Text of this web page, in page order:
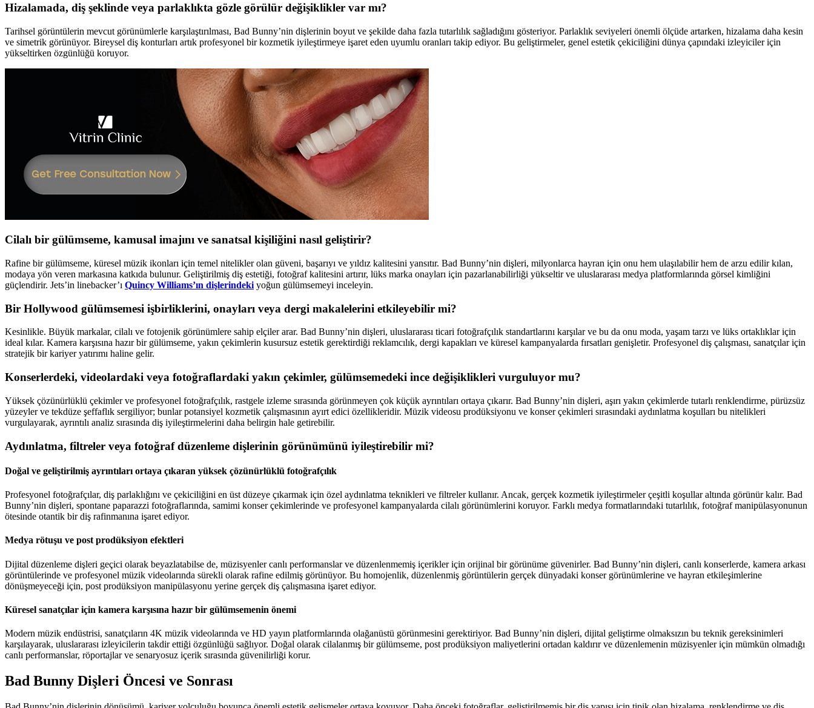
Hizalamada, diş şeklinde veya parlaklıkta gözle görülür değişiklikler var mı?
Tarihsel görüntülerin mevcut görünümlerle karşılaştırılması, Bad Bunny’nin dişlerinin boyut ve şekilde daha fazla tutarlılık sağladığını gösteriyor. Parlaklık seviyeleri önemli ölçüde artarken, hizalama daha kesin
ve simetrik görünüyor. Bireysel diş konturları artık profesyonel bir kozmetik iyileştirmeye işaret eden uyumlu oranları takip ediyor. Bu geliştirmeler, genel estetik çekiciliğini dünya çapındaki izleyiciler için
yükseltirken özgünlüğü koruyor.
Cilalı bir gülümseme, kamusal imajını ve sanatsal kişiliğini nasıl geliştirir?
Rafine bir gülümseme, küresel müzik ikonları için temel nitelikler olan güveni, başarıyı ve yıldız kalitesini yansıtır. Bad Bunny’nin dişleri, milyonlarca hayran için onu hem ulaşılabilir hem de arzu edilir kılan,
modaya yön veren markasına katkıda bulunur. Geliştirilmiş diş estetiği, fotoğraf kalitesini artırır, lüks marka onayları için pazarlanabilirliği yükseltir ve uluslararası medya platformlarında görsel kimliğini
güçlendirir. Jets’in linebacker’ı Quincy Williams’ın dişlerindeki yoğun gülümsemeyi inceleyin.
Bir Hollywood gülümsemesi işbirliklerini, onayları veya dergi makalelerini etkileyebilir mi?
Kesinlikle. Büyük markalar, cilalı ve fotojenik görünümlere sahip elçiler arar. Bad Bunny’nin dişleri, uluslararası ticari fotoğrafçılık standartlarını karşılar ve bu da onu moda, yaşam tarzı ve lüks ortaklıklar için
ideal kılar. Kamera karşısına hazır bir gülümseme, yakın çekimlerin kusursuz estetik gerektirdiği reklamcılık, dergi kapakları ve küresel kampanyalarda fırsatları genişletir. Profesyonel diş çalışması, sanatçılar için
stratejik bir kariyer yatırımı haline gelir.
Konserlerdeki, videolardaki veya fotoğraflardaki yakın çekimler, gülümsemedeki ince değişiklikleri vurguluyor mu?
Yüksek çözünürlüklü çekimler ve profesyonel fotoğrafçılık, rastgele izleme sırasında görünmeyen çok küçük ayrıntıları ortaya çıkarır. Bad Bunny’nin dişleri, aşırı yakın çekimlerde tutarlı renklendirme, pürüzsüz
yüzeyler ve tekdüze şeffaflık sergiliyor; bunlar potansiyel kozmetik çalışmasının ayırt edici özellikleridir. Müzik videosu prodüksiyonu ve konser çekimleri sırasındaki aydınlatma koşulları bu nitelikleri
vurgulayarak, ayrıntılı analiz sırasında diş iyileştirmelerini daha belirgin hale getirebilir.
Aydınlatma, filtreler veya fotoğraf düzenleme dişlerinin görünümünü iyileştirebilir mi?
Doğal ve geliştirilmiş ayrıntıları ortaya çıkaran yüksek çözünürlüklü fotoğrafçılık
Profesyonel fotoğrafçılar, diş parlaklığını ve çekiciliğini en üst düzeye çıkarmak için özel aydınlatma teknikleri ve filtreler kullanır. Ancak, gerçek kozmetik iyileştirmeler çeşitli koşullar altında görünür kalır. Bad
Bunny’nin dişleri, spontane paparazzi fotoğraflarında, samimi konser çekimlerinde ve profesyonel kampanyalarda cilalı görünümlerini koruyor. Farklı medya formatlarındaki tutarlılık, fotoğraf manipülasyonunun
ötesinde otantik bir diş rafinmanına işaret ediyor.
Medya rötuşu ve post prodüksiyon efektleri
Dijital düzenleme dişleri geçici olarak beyazlatabilse de, müzisyenler canlı performanslar ve düzenlenmemiş içerikler için orijinal bir görünüme güvenirler. Bad Bunny’nin dişleri, canlı konserlerde, kamera arkası
görüntülerinde ve profesyonel müzik videolarında sürekli olarak rafine edilmiş görünüyor. Bu homojenlik, düzenlenmiş görüntülerin gerçek dünyadaki konser görünümlerine ve hayran etkileşimlerine
dönüşmeyeceği için, post prodüksiyon manipülasyonu yerine gerçek diş çalışmasına işaret ediyor.
Küresel sanatçılar için kamera karşısına hazır bir gülümsemenin önemi
Modern müzik endüstrisi, sanatçıların 4K müzik videolarında ve HD yayın platformlarında olağanüstü görünmesini gerektiriyor. Bad Bunny’nin dişleri, dijital geliştirme olmaksızın bu teknik gereksinimleri
karşılayarak, uluslararası izleyicilerin takdir ettiği özgünlüğü sağlıyor. Doğal olarak cilalanmış bir gülümseme, post prodüksiyon maliyetlerini ortadan kaldırır ve düzenlemenin müzisyenler için mümkün olmadığı
canlı performanslar, röportajlar ve senaryosuz içerik sırasında güvenilirliği korur.
Bad Bunny Dişleri Öncesi ve Sonrası